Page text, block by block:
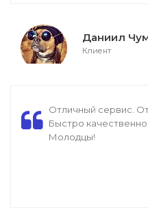
Даниил
Клиент
Отличный сервис.
Быстро
Молодцы!